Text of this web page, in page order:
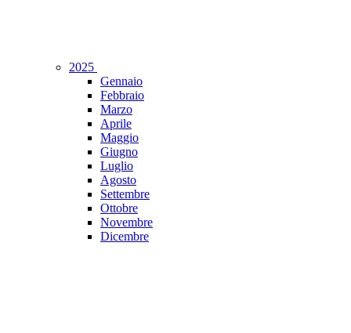
2025
Gennaio
Febbraio
Marzo
Aprile
Maggio
Giugno
Luglio
Agosto
Settembre
Ottobre
Novembre
Dicembre